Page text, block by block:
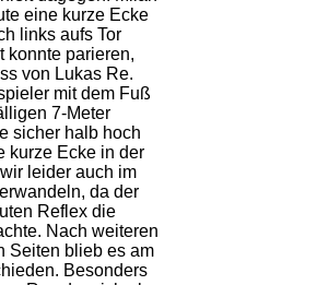
eine kurze Ecke
links aufs Tor
konnte parieren,
von Lukas Re.
mit dem Fuß
7-Meter
sicher halb hoch
kurze Ecke in der
leider auch im
da der
Reflex die
Nach weiteren
Seiten blieb es am
Besonders